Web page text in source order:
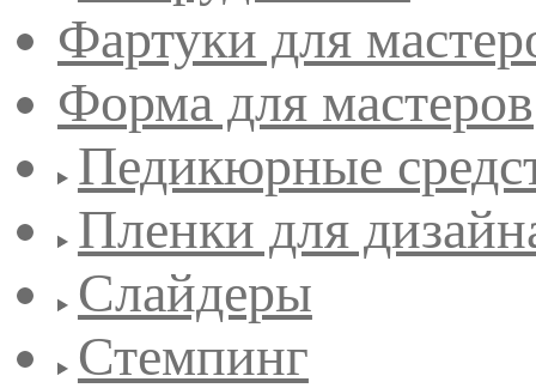
Фартуки для
Форма для мастеров
Педикюрные
Пленки для
Слайдеры
Стемпинг